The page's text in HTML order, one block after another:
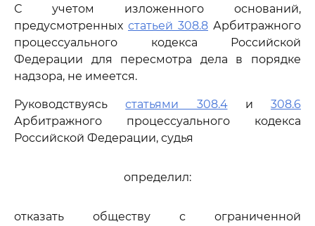
С учетом изложенного оснований,
предусмотренных статьей 308.8 Арбитражного
процессуального кодекса Российской
Федерации для пересмотра дела в порядке
надзора, не имеется.
Руководствуясьстатьями 308.4и 308.6
Арбитражного процессуального кодекса
Российской Федерации, судья
определил:
отказать обществу с ограниченной